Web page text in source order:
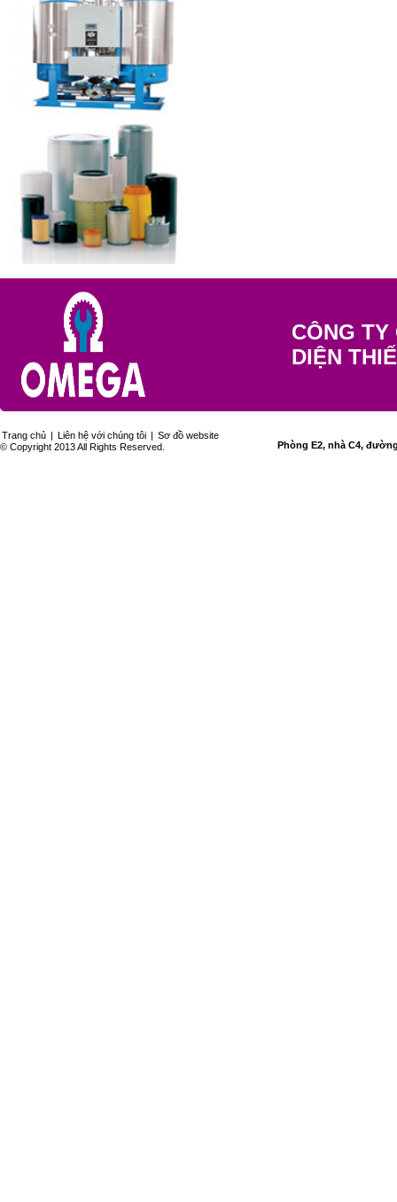
CÔNG
DIỆN
Trang chủ | Liên hệ với chúng tôi | Sơ đồ website
© Copyright 2013 All Rights Reserved.
Phòng E2, nhà C4,